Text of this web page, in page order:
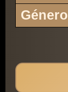
Género